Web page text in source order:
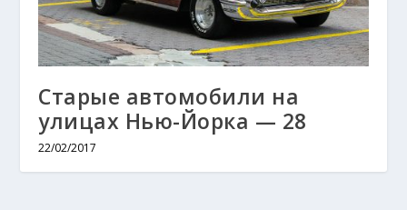
Старые автомобили на
улицах Нью-Йорка — 28
22/02/2017